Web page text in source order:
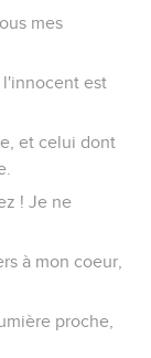
mes
l'innocent est
et celui dont
! Je ne
à mon coeur,
proche,